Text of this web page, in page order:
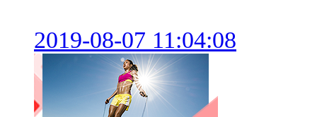
2019-08-07 11:04:08